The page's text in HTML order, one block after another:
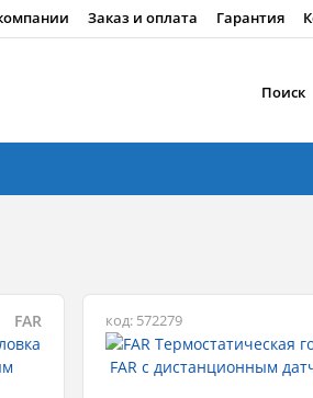
Заказ и оплата Гарантия
Поиск
FAR код: 572279